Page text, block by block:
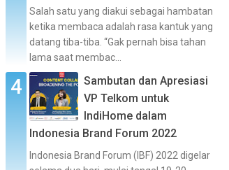
Salah satu yang diakui sebagai hambatan
ketika membaca adalah rasa kantuk yang
datang tiba-tiba. “Gak pernah bisa tahan
lama saat membac...
Sambutan dan Apresiasi
VP Telkom untuk
IndiHome dalam
Indonesia Brand Forum 2022
Indonesia Brand Forum (IBF) 2022 digelar